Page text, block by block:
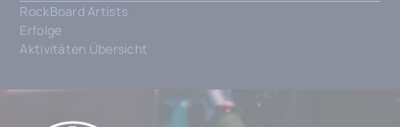
RockBoard Artists
Erfolge
Aktivitäten Übersicht